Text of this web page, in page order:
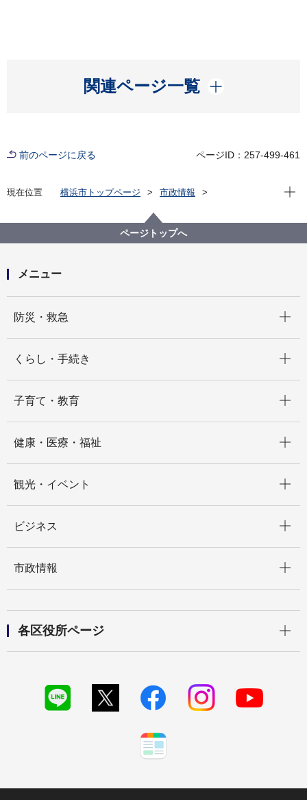
関連ページ一覧
開く
前のページに戻る ページID：257-499-461
現在位置 横浜市トップページ
市政情報
「第２回横浜サイン賞」を開催します！
現在
ページトップへ
メニュー
防災・救急
くらし・手続き
子育て・教育
健康・医療・福祉
観光・イベント
ビジネス
市政情報
各区役所ページ